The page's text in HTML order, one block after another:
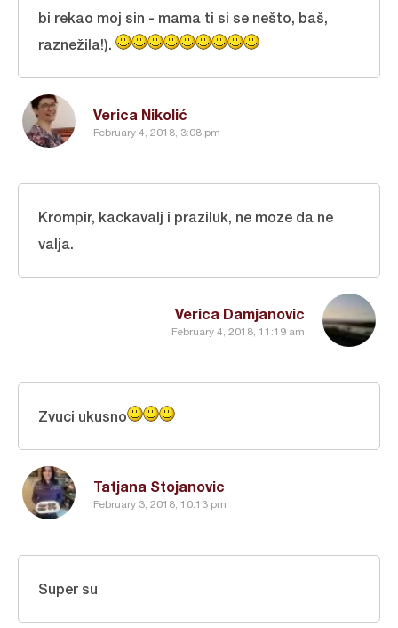
Verica Nikolić
February 4, 2018, 3:08 pm
bi rekao moj sin - mama ti si se nešto, baš,
raznežila!).
Verica Damjanovic
February 4, 2018, 11:19 am
Krompir, kackavalj i praziluk, ne moze da ne
valja.
Tatjana Stojanovic
February 3, 2018, 10:13 pm
Zvuci ukusno
Super su